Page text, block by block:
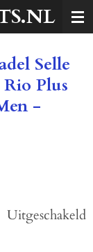
Selle
Plus
-
Uitgeschakeld